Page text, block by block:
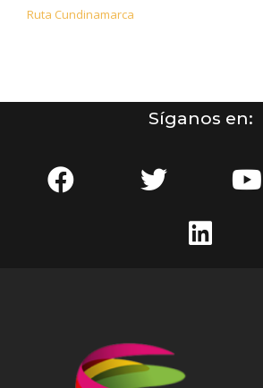
Ruta Cundinamarca
Síganos en: